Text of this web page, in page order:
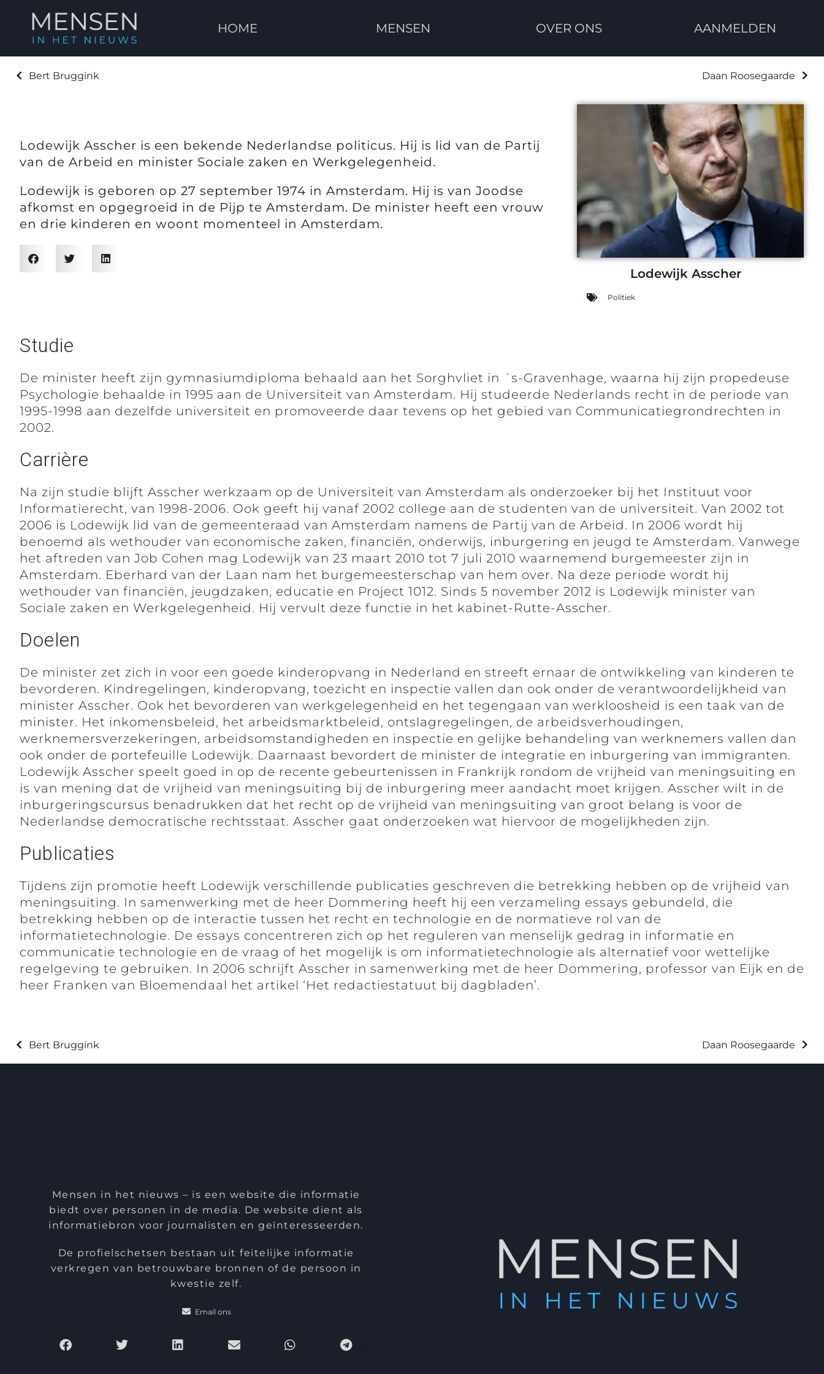
HOME MENSEN OVER ONS AANMELDEN
Bert Bruggink Daan Roosegaarde
Lodewijk Asscher is een bekende Nederlandse politicus. Hij is lid van de Partij
van de Arbeid en minister Sociale zaken en Werkgelegenheid.
Lodewijk is geboren op 27 september 1974 in Amsterdam. Hij is van Joodse
afkomst en opgegroeid in de Pijp te Amsterdam. De minister heeft een vrouw
en drie kinderen en woont momenteel in Amsterdam.
Lodewijk Asscher
Politiek
Studie
De minister heeft zijn gymnasiumdiploma behaald aan het Sorghvliet in ´s-Gravenhage, waarna hij zijn propedeuse
Psychologie behaalde in 1995 aan de Universiteit van Amsterdam. Hij studeerde Nederlands recht in de periode van
1995-1998 aan dezelfde universiteit en promoveerde daar tevens op het gebied van Communicatiegrondrechten in
2002.
Carrière
Na zijn studie blijft Asscher werkzaam op de Universiteit van Amsterdam als onderzoeker bij het Instituut voor
Informatierecht, van 1998-2006. Ook geeft hij vanaf 2002 college aan de studenten van de universiteit. Van 2002 tot
2006 is Lodewijk lid van de gemeenteraad van Amsterdam namens de Partij van de Arbeid. In 2006 wordt hij
benoemd als wethouder van economische zaken, financiën, onderwijs, inburgering en jeugd te Amsterdam. Vanwege
het aftreden van Job Cohen mag Lodewijk van 23 maart 2010 tot 7 juli 2010 waarnemend burgemeester zijn in
Amsterdam. Eberhard van der Laan nam het burgemeesterschap van hem over. Na deze periode wordt hij
wethouder van financiën, jeugdzaken, educatie en Project 1012. Sinds 5 november 2012 is Lodewijk minister van
Sociale zaken en Werkgelegenheid. Hij vervult deze functie in het kabinet-Rutte-Asscher.
Doelen
De minister zet zich in voor een goede kinderopvang in Nederland en streeft ernaar de ontwikkeling van kinderen te
bevorderen. Kindregelingen, kinderopvang, toezicht en inspectie vallen dan ook onder de verantwoordelijkheid van
minister Asscher. Ook het bevorderen van werkgelegenheid en het tegengaan van werkloosheid is een taak van de
minister. Het inkomensbeleid, het arbeidsmarktbeleid, ontslagregelingen, de arbeidsverhoudingen,
werknemersverzekeringen, arbeidsomstandigheden en inspectie en gelijke behandeling van werknemers vallen dan
ook onder de portefeuille Lodewijk. Daarnaast bevordert de minister de integratie en inburgering van immigranten.
Lodewijk Asscher speelt goed in op de recente gebeurtenissen in Frankrijk rondom de vrijheid van meningsuiting en
is van mening dat de vrijheid van meningsuiting bij de inburgering meer aandacht moet krijgen. Asscher wilt in de
inburgeringscursus benadrukken dat het recht op de vrijheid van meningsuiting van groot belang is voor de
Nederlandse democratische rechtsstaat. Asscher gaat onderzoeken wat hiervoor de mogelijkheden zijn.
Publicaties
Tijdens zijn promotie heeft Lodewijk verschillende publicaties geschreven die betrekking hebben op de vrijheid van
meningsuiting. In samenwerking met de heer Dommering heeft hij een verzameling essays gebundeld, die
betrekking hebben op de interactie tussen het recht en technologie en de normatieve rol van de
informatietechnologie. De essays concentreren zich op het reguleren van menselijk gedrag in informatie en
communicatie technologie en de vraag of het mogelijk is om informatietechnologie als alternatief voor wettelijke
regelgeving te gebruiken. In 2006 schrijft Asscher in samenwerking met de heer Dommering, professor van Eijk en de
heer Franken van Bloemendaal het artikel ‘Het redactiestatuut bij dagbladen’.
Bert Bruggink Daan Roosegaarde
Mensen in het nieuws – is een website die informatie
biedt over personen in de media. De website dient als
informatiebron voor journalisten en geïnteresseerden.
De profielschetsen bestaan uit feitelijke informatie
verkregen van betrouwbare bronnen of de persoon in
kwestie zelf.
Email ons